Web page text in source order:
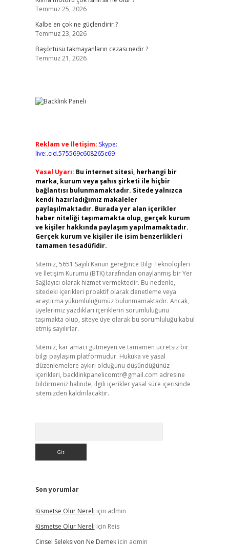
Temmuz 25, 2026
Kalbe en çok ne güçlendirir ?
Temmuz 23, 2026
Başörtüsü takmayanların cezası nedir ?
Temmuz 21, 2026
Reklam ve İletişim: Skype:
live:.cid.575569c608265c69
Yasal Uyarı: Bu internet sitesi, herhangi bir
marka, kurum veya şahıs şirketi ile hiçbir
bağlantısı bulunmamaktadır. Sitede yalnızca
kendi hazırladığımız makaleler
paylaşılmaktadır. Burada yer alan içerikler
haber niteliği taşımamakta olup, gerçek kurum
ve kişiler hakkında paylaşım yapılmamaktadır.
Gerçek kurum ve kişiler ile isim benzerlikleri
tamamen tesadüfidir.
Sitemiz, 5651 Sayılı Kanun gereğince Bilgi Teknolojileri
ve İletişim Kurumu (BTK) tarafından onaylanmış bir Yer
Sağlayıcı olarak hizmet vermektedir. Bu nedenle,
sitedeki içerikleri proaktif olarak denetleme veya
araştırma yükümlülüğümüz bulunmamaktadır. Ancak,
üyelerimiz yazdıkları içeriklerin sorumluluğunu
taşımakta olup, siteye üye olarak bu sorumluluğu kabul
etmiş sayılırlar.
Sitemiz, kar amacı gütmeyen ve tamamen ücretsiz bir
bilgi paylaşım platformudur. Hukuka ve yasal
düzenlemelere aykırı olduğunu düşündüğünüz
içerikleri, backlinkpanelicomtr@gmail.com adresine
bildirmeniz halinde, ilgili içerikler yasal süre içerisinde
sitemizden kaldırılacaktır.
Son yorumlar
Kismetse Olur Nereli için admin
Kismetse Olur Nereli için Reis
Cinsel Seleksiyon Ne Demekiçin admin